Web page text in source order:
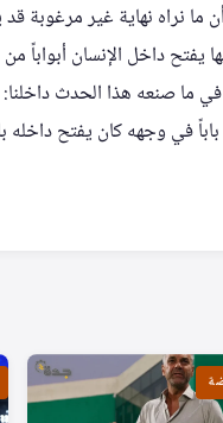
ما نراه نهاية غير مرغوبة
يفتح داخل الإنسان أبواباً
ما صنعه هذا الحدث
في وجهه كان يفتح داخله